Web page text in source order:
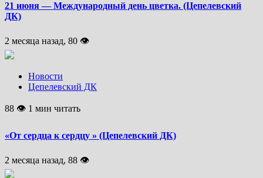
21 июня — Международный день цветка. (Цепелевский
ДК)
2 месяца назад, 80 👁
Новости
Цепелевский ДК
88 👁 1 мин читать
«От сердца к сердцу » (Цепелевский ДК)
2 месяца назад, 88 👁